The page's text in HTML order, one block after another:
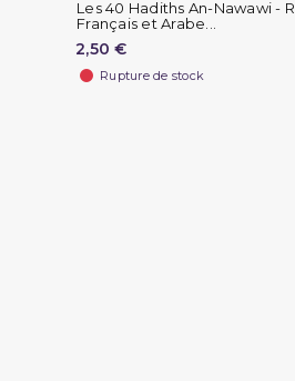
Les 40 Hadiths An-Nawawi -
Français et Arabe...
2,50 €
Rupture de stock